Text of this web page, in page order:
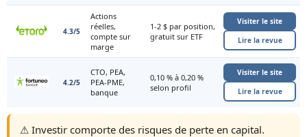
4.3/5
Actions
réelles,
compte sur
marge
1-2 $ par position,
gratuit sur ETF
Visiter le site
Lire la revue
4.2/5
CTO, PEA,
PEA-PME,
banque
0,10 % à 0,20 %
selon profil
Visiter le site
Lire la revue
⚠️ Investir comporte des risques de perte en capital.